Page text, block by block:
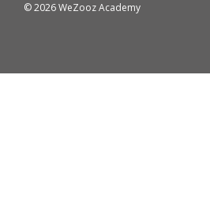
© 2026 WeZooz Academy